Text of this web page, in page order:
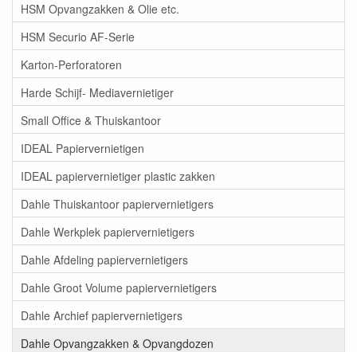
HSM Opvangzakken & Olie etc.
HSM Securio AF-Serie
Karton-Perforatoren
Harde Schijf- Mediavernietiger
Small Office & Thuiskantoor
IDEAL Papiervernietigen
IDEAL papiervernietiger plastic zakken
Dahle Thuiskantoor papiervernietigers
Dahle Werkplek papiervernietigers
Dahle Afdeling papiervernietigers
Dahle Groot Volume papiervernietigers
Dahle Archief papiervernietigers
Dahle Opvangzakken & Opvangdozen